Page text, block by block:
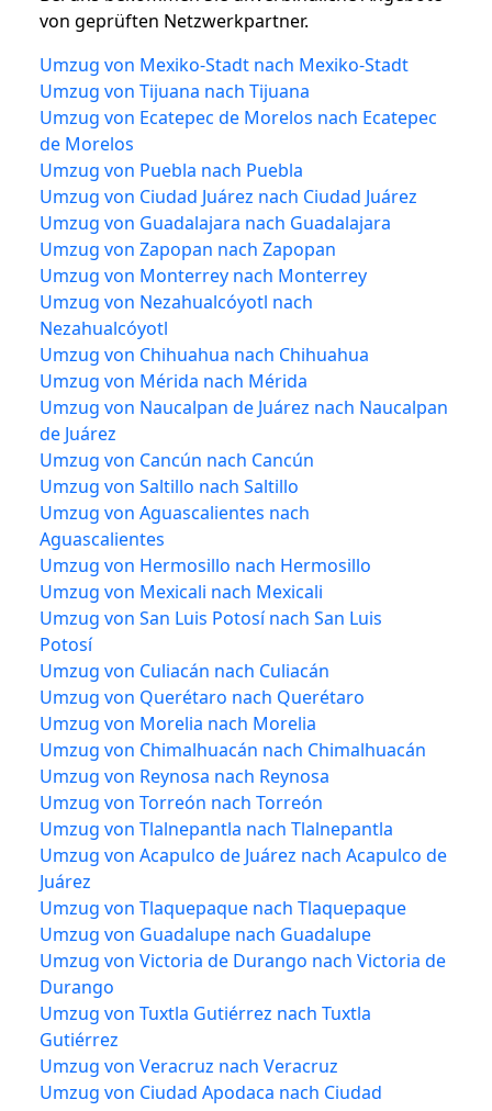
von geprüften Netzwerkpartner.
Umzug von Mexiko-Stadt nach Mexiko-Stadt
Umzug von Tijuana nach Tijuana
Umzug von Ecatepec de Morelos nach Ecatepec
de Morelos
Umzug von Puebla nach Puebla
Umzug von Ciudad Juárez nach Ciudad Juárez
Umzug von Guadalajara nach Guadalajara
Umzug von Zapopan nach Zapopan
Umzug von Monterrey nach Monterrey
Umzug von Nezahualcóyotl nach
Nezahualcóyotl
Umzug von Chihuahua nach Chihuahua
Umzug von Mérida nach Mérida
Umzug von Naucalpan de Juárez nach Naucalpan
de Juárez
Umzug von Cancún nach Cancún
Umzug von Saltillo nach Saltillo
Umzug von Aguascalientes nach
Aguascalientes
Umzug von Hermosillo nach Hermosillo
Umzug von Mexicali nach Mexicali
Umzug von San Luis Potosí nach San Luis
Potosí
Umzug von Culiacán nach Culiacán
Umzug von Querétaro nach Querétaro
Umzug von Morelia nach Morelia
Umzug von Chimalhuacán nach Chimalhuacán
Umzug von Reynosa nach Reynosa
Umzug von Torreón nach Torreón
Umzug von Tlalnepantla nach Tlalnepantla
Umzug von Acapulco de Juárez nach Acapulco de
Juárez
Umzug von Tlaquepaque nach Tlaquepaque
Umzug von Guadalupe nach Guadalupe
Umzug von Victoria de Durango nach Victoria de
Durango
Umzug von Tuxtla Gutiérrez nach Tuxtla
Gutiérrez
Umzug von Veracruz nach Veracruz
Umzug von Ciudad Apodaca nach Ciudad